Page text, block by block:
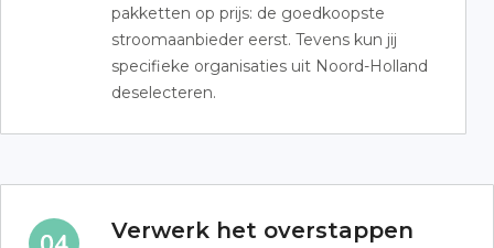
pakketten op prijs: de goedkoopste
stroomaanbieder eerst. Tevens kun jij
specifieke organisaties uit Noord-Holland
deselecteren.
Verwerk het overstappen